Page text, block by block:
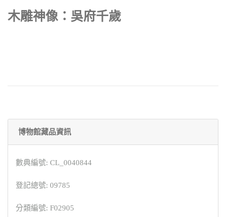
木雕神像：吳府千歲
博物館藏品資訊
數典編號: CL_0040844
登記總號: 09785
分類編號: F02905